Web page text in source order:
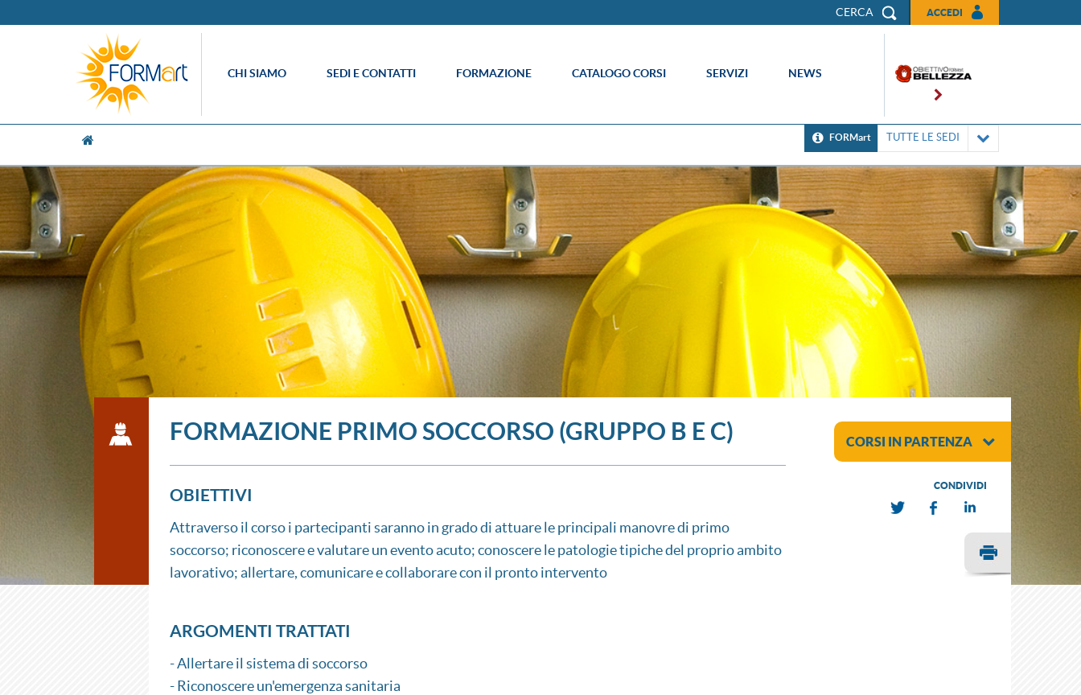
ACCEDI
CERCA
CHI SIAMO SEDI E CONTATTI FORMAZIONE CATALOGO CORSI SERVIZI NEWS
FORMart TUTTE LE SEDI
FORMAZIONE PRIMO SOCCORSO (GRUPPO B E C)
OBIETTIVI
Attraverso il corso i partecipanti saranno in grado di attuare le principali manovre di primo
soccorso; riconoscere e valutare un evento acuto; conoscere le patologie tipiche del proprio ambito
lavorativo; allertare, comunicare e collaborare con il pronto intervento
ARGOMENTI TRATTATI
- Allertare il sistema di soccorso
- Riconoscere un'emergenza sanitaria
CORSI IN PARTENZA
CONDIVIDI